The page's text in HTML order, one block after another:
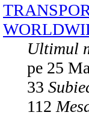
Ultimul
pe 25
33
112